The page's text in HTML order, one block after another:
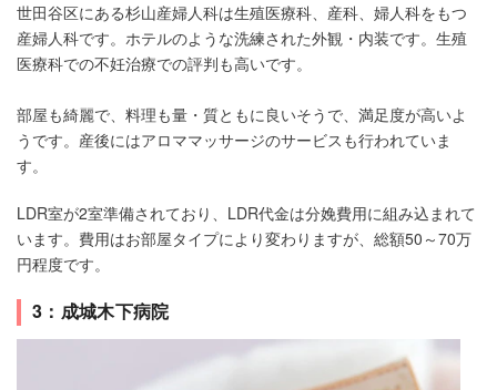
世田谷区にある杉山産婦人科は生殖医療科、産科、婦人科をもつ
産婦人科です。ホテルのような洗練された外観・内装です。生殖
医療科での不妊治療での評判も高いです。
部屋も綺麗で、料理も量・質ともに良いそうで、満足度が高いよ
うです。産後にはアロママッサージのサービスも行われていま
す。
LDR室が2室準備されており、LDR代金は分娩費用に組み込まれて
います。費用はお部屋タイプにより変わりますが、総額50～70万
円程度です。
3：成城木下病院